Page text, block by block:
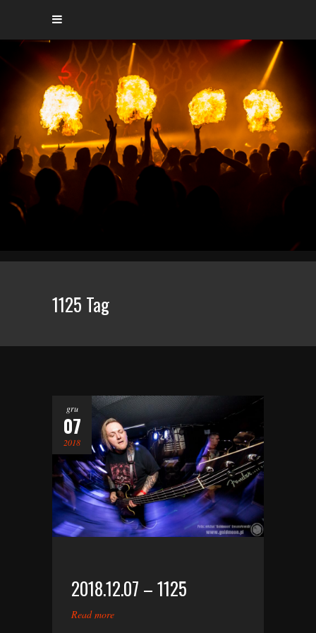
1125 Tag
gru
07
2018
2018.12.07 – 1125
Read more